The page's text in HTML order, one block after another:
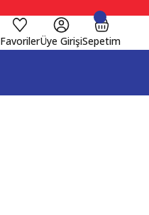
FavorilerÜye GirişiSepetim